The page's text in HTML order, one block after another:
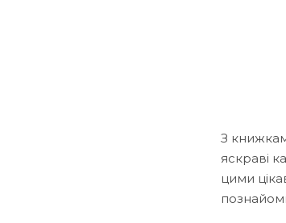
З
яскраві
цими